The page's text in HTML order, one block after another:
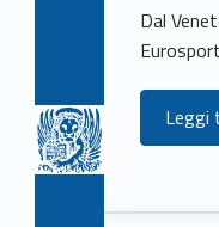
Dal